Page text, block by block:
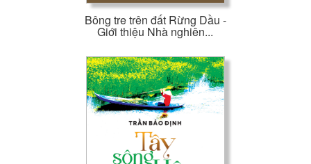
Bông tre trên đất Rừng Dầu -
Giới thiệu Nhà nghiên...